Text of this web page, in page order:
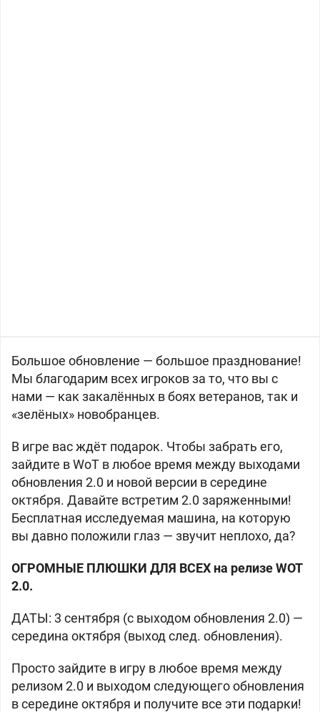
Большое обновление — большое празднование!
Мы благодарим всех игроков за то, что вы с
нами — как закалённых в боях ветеранов, так и
«зелёных» новобранцев.
В игре вас ждёт подарок. Чтобы забрать его,
зайдите в WoT в любое время между выходами
обновления 2.0 и новой версии в середине
октября. Давайте встретим 2.0 заряженными!
Бесплатная исследуемая машина, на которую
вы давно положили глаз — звучит неплохо, да?
ОГРОМНЫЕ ПЛЮШКИ ДЛЯ ВСЕХ на релизе WOT
2.0.
ДАТЫ: 3 сентября (с выходом обновления 2.0) —
середина октября (выход след. обновления).
Просто зайдите в игру в любое время между
релизом 2.0 и выходом следующего обновления
в середине октября и получите все эти подарки!